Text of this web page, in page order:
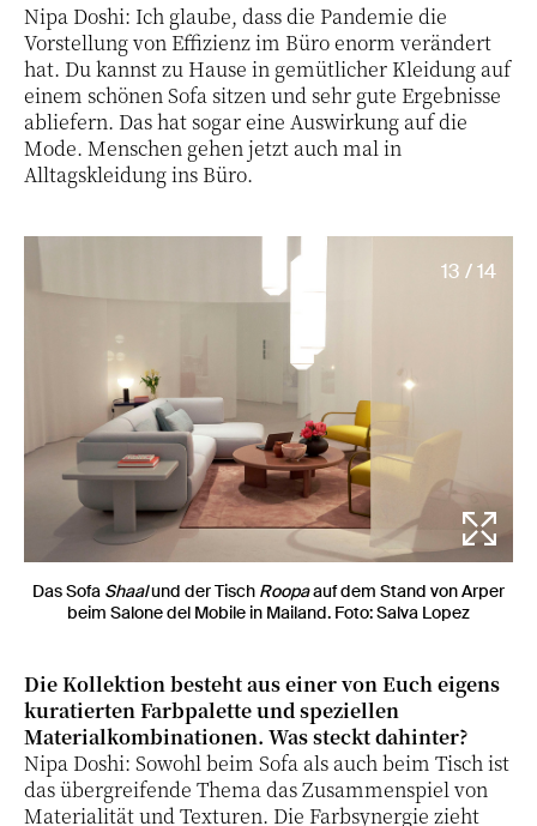
Nipa Doshi: Ich glaube, dass die Pandemie die
Vorstellung von Effizienz im Büro enorm verändert
hat. Du kannst zu Hause in gemütlicher Kleidung auf
einem schönen Sofa sitzen und sehr gute Ergebnisse
abliefern. Das hat sogar eine Auswirkung auf die
Mode. Menschen gehen jetzt auch mal in
Alltagskleidung ins Büro.
13 / 14
Das Sofa Shaalund der Tisch Roopaauf dem Stand von Arper
beim Salone del Mobile in Mailand. Foto: Salva Lopez
Die Kollektion besteht aus einer von Euch eigens
kuratierten Farbpalette und speziellen
Materialkombinationen. Was steckt dahinter?
Nipa Doshi: Sowohl beim Sofa als auch beim Tisch ist
das übergreifende Thema das Zusammenspiel von
Materialität und Texturen. Die Farbsynergie zieht